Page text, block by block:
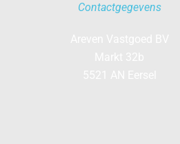
Contactgegevens